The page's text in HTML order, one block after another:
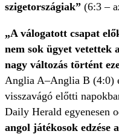
szigetországiak” (6:3 –
„A válogatott csapat
nem sok ügyet vetettek
nagy változás történt
Anglia A–Anglia B (4:0)
visszavágó előtti
Daily Herald egyenesen
angol játékosok edzése